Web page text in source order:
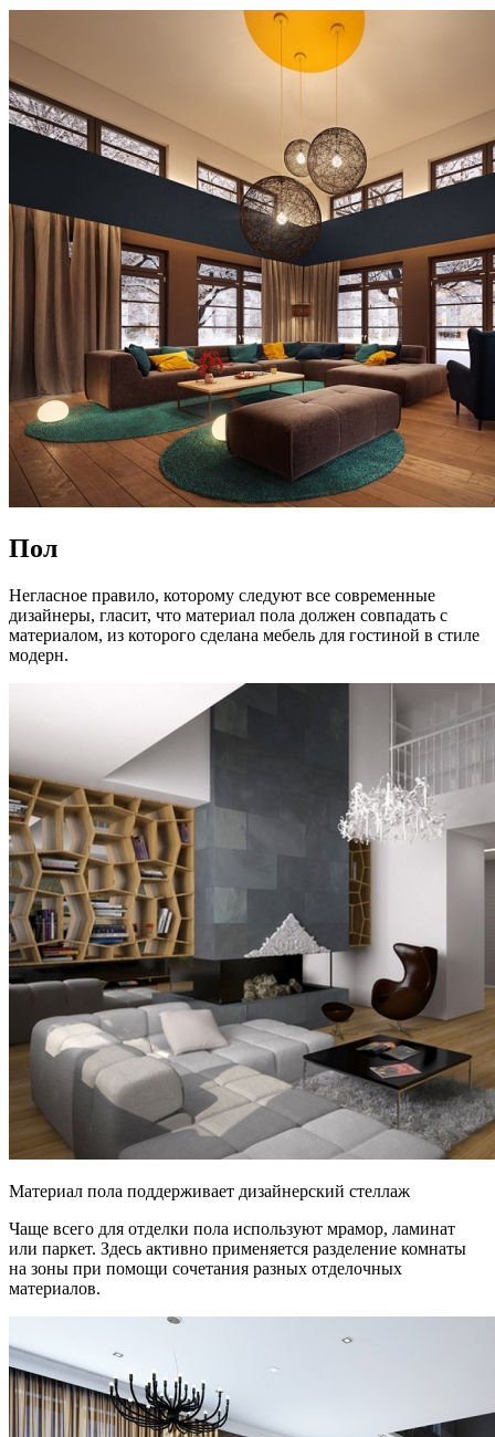
Пол
Негласное правило, которому следуют все современные
дизайнеры, гласит, что материал пола должен совпадать с
материалом, из которого сделана мебель для гостиной в стиле
модерн.
Материал пола поддерживает дизайнерский стеллаж
Чаще всего для отделки пола используют мрамор, ламинат
или паркет. Здесь активно применяется разделение комнаты
на зоны при помощи сочетания разных отделочных
материалов.